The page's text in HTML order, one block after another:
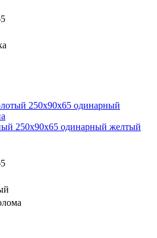
250х90х65 одинарный желтый